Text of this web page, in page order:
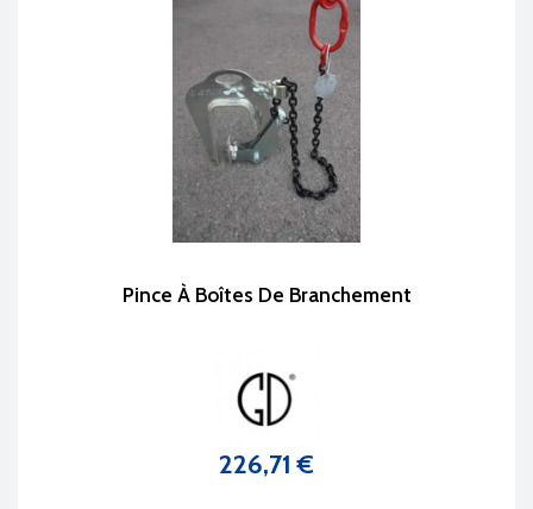
Pince À Boîtes De Branchement
Prix
226,71 €